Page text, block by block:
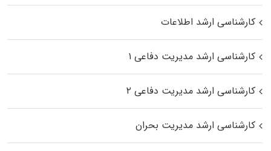
کارشناسی ارشد اطلاعات
کارشناسی ارشد مدیریت دفاعی ۱
کارشناسی ارشد مدیریت دفاعی ۲
کارشناسی ارشد مدیریت بحران